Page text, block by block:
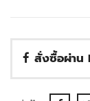
สั่งซื้อผ่าน